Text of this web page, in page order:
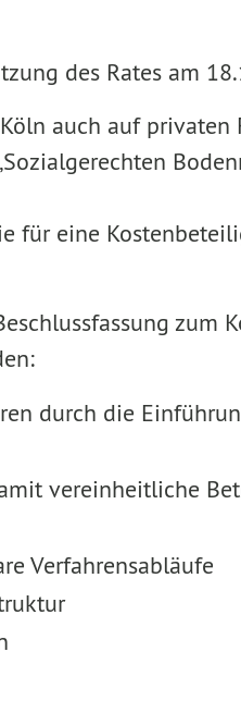
des Rates am
auch auf privaten
für eine
zum
durch die
vereinheitliche
Verfahrensabläufe